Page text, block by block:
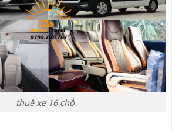
thuê xe 16 chỗ